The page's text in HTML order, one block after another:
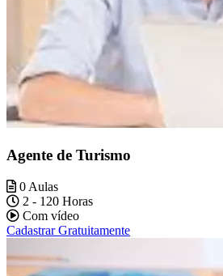
Agente de Turismo
0 Aulas
2 - 120 Horas
Com vídeo
Cadastrar Gratuitamente